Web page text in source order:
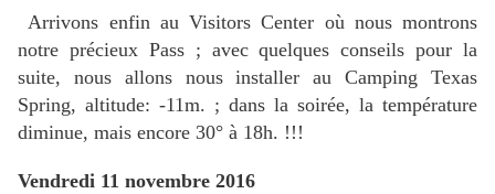
Arrivons enfin au Visitors Center où nous montrons
notre précieux Pass ; avec quelques conseils pour la
suite, nous allons nous installer au Camping Texas
Spring, altitude: -11m. ; dans la soirée, la température
diminue, mais encore 30° à 18h. !!!
Vendredi 11 novembre 2016